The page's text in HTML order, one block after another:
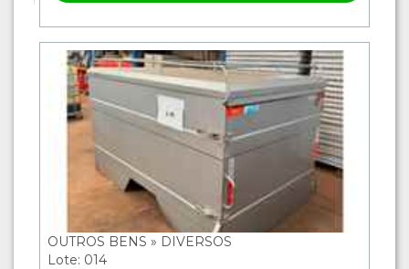
OUTROS BENS » DIVERSOS
Lote: 014